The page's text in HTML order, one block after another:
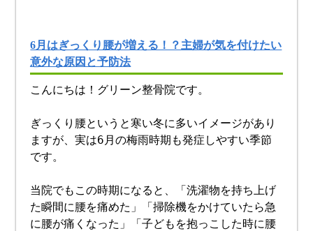
6月はぎっくり腰が増える！？主婦が気を付けたい
意外な原因と予防法
こんにちは！グリーン整骨院です。
ぎっくり腰というと寒い冬に多いイメージがあり
ますが、実は6月の梅雨時期も発症しやすい季節
です。
当院でもこの時期になると、「洗濯物を持ち上げ
た瞬間に腰を痛めた」「掃除機をかけていたら急
に腰が痛くなった」「子どもを抱っこした時に腰